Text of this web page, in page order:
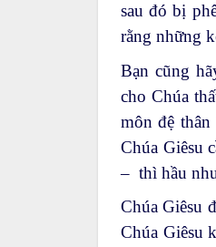
sau đó bị
rằng những
Bạn cũng
cho Chúa
môn đệ
Chúa Giêsu
– thì hầu
Chúa Giêsu
Chúa Giêsu